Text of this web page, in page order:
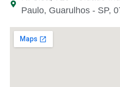
Paulo, Guarulhos - SP,